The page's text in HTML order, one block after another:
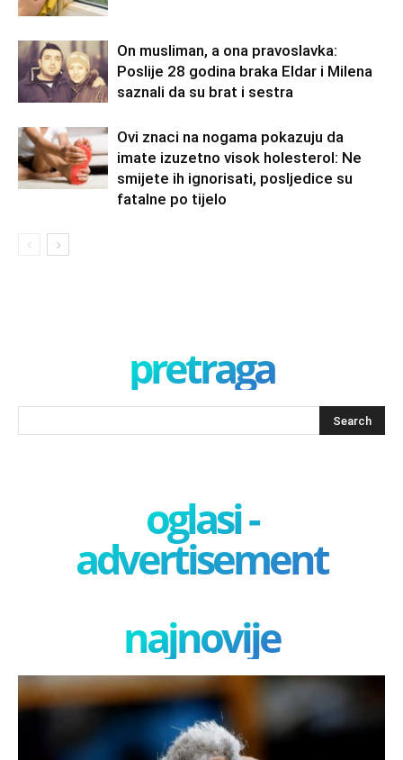
On musliman, a ona pravoslavka:
Poslije 28 godina braka Eldar i Milena
saznali da su brat i sestra
Ovi znaci na nogama pokazuju da
imate izuzetno visok holesterol: Ne
smijete ih ignorisati, posljedice su
fatalne po tijelo
pretraga
oglasi -
advertisement
najnovije